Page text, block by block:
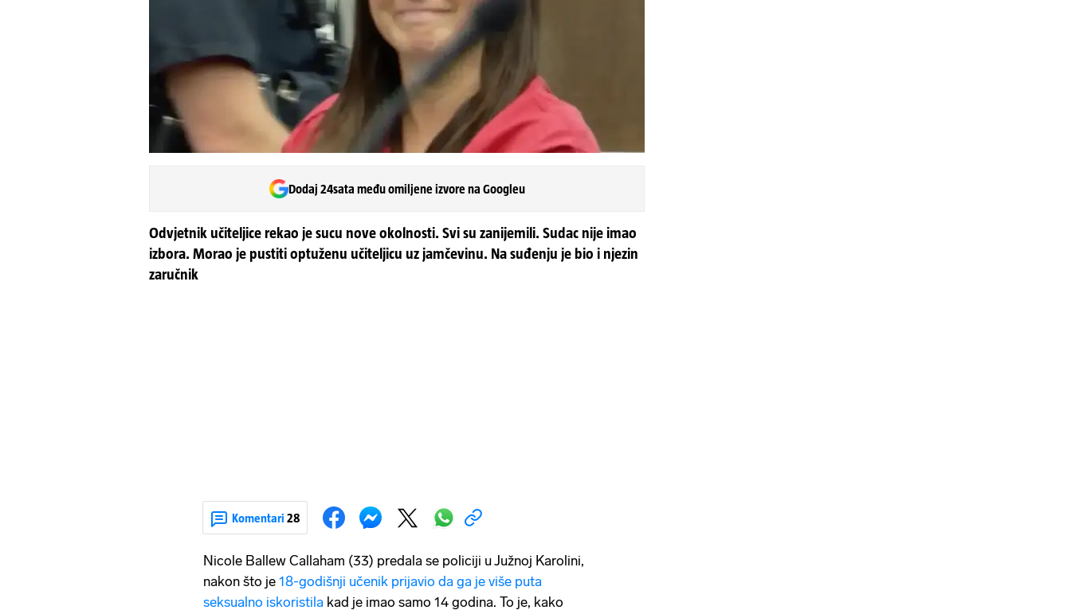
Dodaj 24sata među omiljene izvore na Googleu
Odvjetnik učiteljice rekao je sucu nove okolnosti. Svi su zanijemili. Sudac nije imao
izbora. Morao je pustiti optuženu učiteljicu uz jamčevinu. Na suđenju je bio i njezin
zaručnik
Komentari 28
Nicole Ballew Callaham (33) predala se policiji u Južnoj Karolini,
nakon što je 18-godišnji učenik prijavio da ga je više puta
seksualno iskoristila kad je imao samo 14 godina. To je, kako